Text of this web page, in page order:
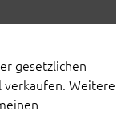
gesetzlichen
verkaufen. Weitere